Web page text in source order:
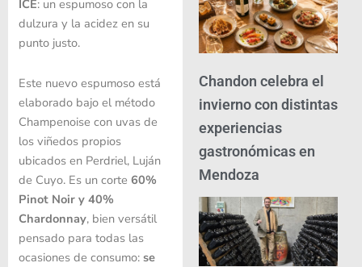
ICE: un espumoso con la
dulzura y la acidez en su
punto justo.
Este nuevo espumoso está
elaborado bajo el método
Champenoise con uvas de
los viñedos propios
ubicados en Perdriel, Luján
de Cuyo. Es un corte 60%
Pinot Noir y 40%
Chardonnay, bien versátil
pensado para todas las
ocasiones de consumo: se
Chandon celebra el
invierno con distintas
experiencias
gastronómicas en
Mendoza